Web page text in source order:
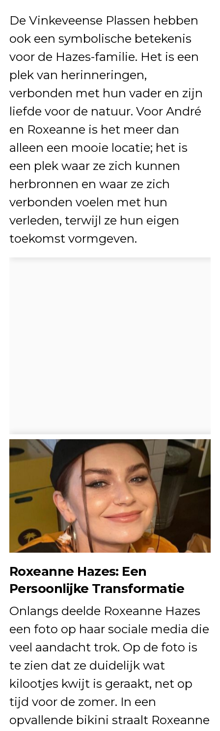
De Vinkeveense Plassen hebben
ook een symbolische betekenis
voor de Hazes-familie. Het is een
plek van herinneringen,
verbonden met hun vader en zijn
liefde voor de natuur. Voor André
en Roxeanne is het meer dan
alleen een mooie locatie; het is
een plek waar ze zich kunnen
herbronnen en waar ze zich
verbonden voelen met hun
verleden, terwijl ze hun eigen
toekomst vormgeven.
Roxeanne Hazes: Een
Persoonlijke Transformatie
Onlangs deelde Roxeanne Hazes
een foto op haar sociale media die
veel aandacht trok. Op de foto is
te zien dat ze duidelijk wat
kilootjes kwijt is geraakt, net op
tijd voor de zomer. In een
opvallende bikini straalt Roxeanne